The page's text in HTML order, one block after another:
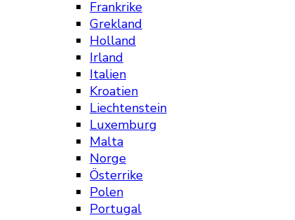
Frankrike
Grekland
Holland
Irland
Italien
Kroatien
Liechtenstein
Luxemburg
Malta
Norge
Österrike
Polen
Portugal